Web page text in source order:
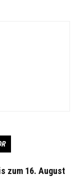
zum 16. August